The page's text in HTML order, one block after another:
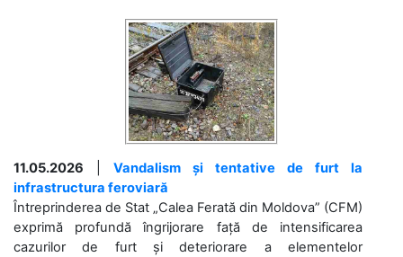
11.05.2026
Vandalism și tentative de furt la
infrastructura feroviară
Întreprinderea de Stat „Calea Ferată din Moldova” (CFM)
exprimă profundă îngrijorare față de intensificarea
cazurilor de furt și deteriorare a elementelor